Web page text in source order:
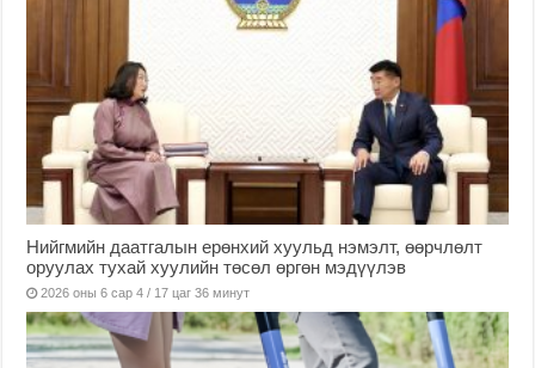
Нийгмийн даатгалын ерөнхий хуульд нэмэлт, өөрчлөлт
оруулах тухай хуулийн төсөл өргөн мэдүүлэв
2026 оны 6 сар 4 / 17 цаг 36 минут